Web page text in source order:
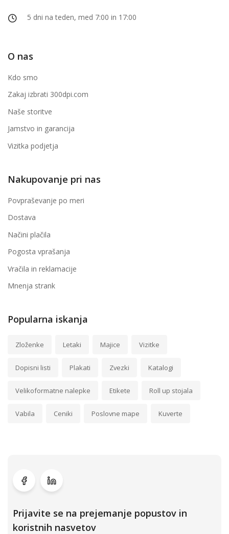
5 dni na teden, med 7:00 in 17:00
O nas
Kdo smo
Zakaj izbrati 300dpi.com
Naše storitve
Jamstvo in garancija
Vizitka podjetja
Nakupovanje pri nas
Povpraševanje po meri
Dostava
Načini plačila
Pogosta vprašanja
Vračila in reklamacije
Mnenja strank
Popularna iskanja
Zloženke Letaki Majice Vizitke
Dopisni listi Plakati Zvezki Katalogi
Velikoformatne nalepke Etikete Roll up stojala
Vabila Ceniki Poslovne mape Kuverte
Prijavite se na prejemanje popustov in
koristnih nasvetov